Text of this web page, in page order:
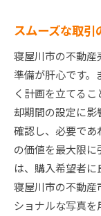
スムーズな取引
寝屋川市の不動産
準備が肝心です。
く計画を立てる
却期間の設定に影
確認し、必要であ
の価値を最大限に
は、購入希望者に
寝屋川市の不動産
ショナルな写真